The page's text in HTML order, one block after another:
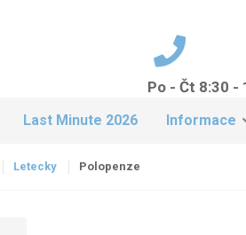
Po - Čt 8:30 -
Last Minute 2026 Informace
Letecky Polopenze